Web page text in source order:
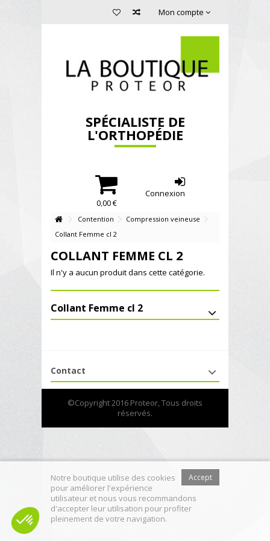
Mon compte
SPÉCIALISTE DE
L'ORTHOPÉDIE
0,00 €
Connexion
Contention
Compression veineuse
Collant Femme cl 2
COLLANT FEMME CL 2
Il n'y a aucun produit dans cette catégorie.
Collant Femme cl 2
Contact
©Copyright 2016 Proteor, Tous droits
réservés.
Accept
Notre boutique utilise des cookies
pour améliorer l'expérience
utilisateur et nous vous recommandons
d'accepter leur utilisation pour profiter
pleinement de votre navigation.